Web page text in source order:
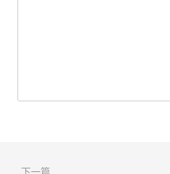
下一篇